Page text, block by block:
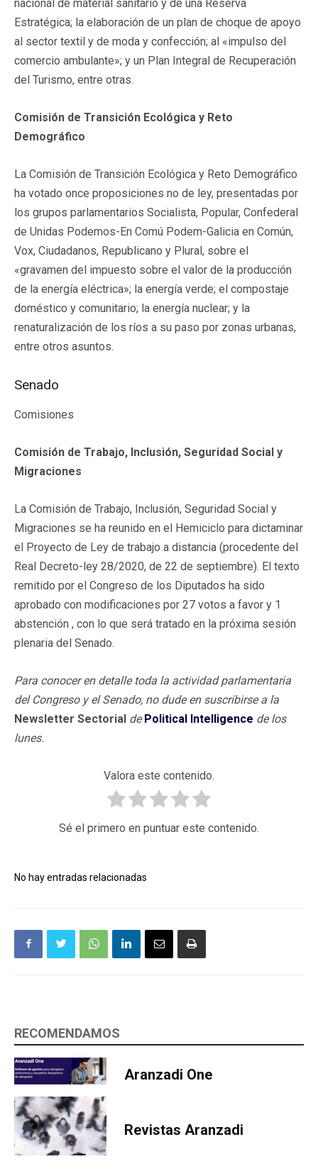
nacional de material sanitario y de una Reserva
Estratégica; la elaboración de un plan de choque de apoyo
al sector textil y de moda y confección; al «impulso del
comercio ambulante»; y un Plan Integral de Recuperación
del Turismo, entre otras.
Comisión de Transición Ecológica y Reto
Demográfico
La Comisión de Transición Ecológica y Reto Demográfico
ha votado once proposiciones no de ley, presentadas por
los grupos parlamentarios Socialista, Popular, Confederal
de Unidas Podemos-En Comú Podem-Galicia en Común,
Vox, Ciudadanos, Republicano y Plural, sobre el
«gravamen del impuesto sobre el valor de la producción
de la energía eléctrica»; la energía verde; el compostaje
doméstico y comunitario; la energía nuclear; y la
renaturalización de los ríos a su paso por zonas urbanas,
entre otros asuntos.
Senado
Comisiones
Comisión de Trabajo, Inclusión, Seguridad Social y
Migraciones
La Comisión de Trabajo, Inclusión, Seguridad Social y
Migraciones se ha reunido en el Hemiciclo para dictaminar
el Proyecto de Ley de trabajo a distancia (procedente del
Real Decreto-ley 28/2020, de 22 de septiembre). El texto
remitido por el Congreso de los Diputados ha sido
aprobado con modificaciones por 27 votos a favor y 1
abstención , con lo que será tratado en la próxima sesión
plenaria del Senado.
Para conocer en detalle toda la actividad parlamentaria
del Congreso y el Senado, no dude en suscribirse a la
Newsletter Sectorial de Political Intelligence de los
lunes.
Valora este contenido.
Sé el primero en puntuar este contenido.
No hay entradas relacionadas
RECOMENDAMOS
Aranzadi One
Revistas Aranzadi